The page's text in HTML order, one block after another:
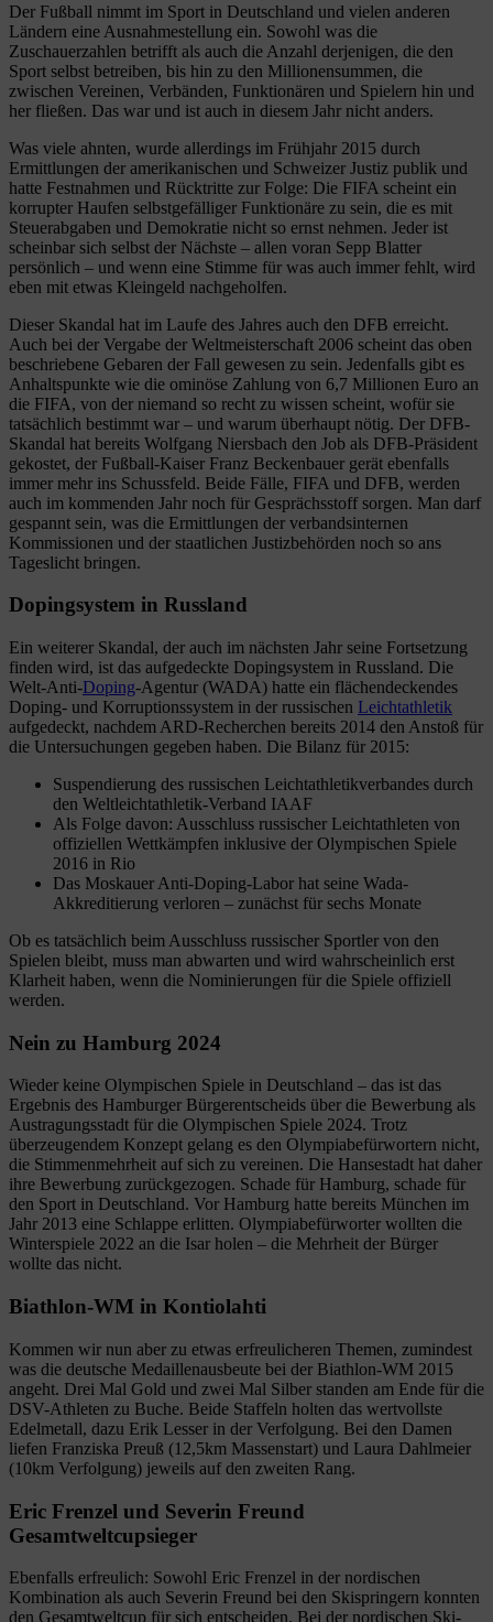
Der Fußball nimmt im Sport in Deutschland und vielen anderen
Ländern eine Ausnahmestellung ein. Sowohl was die
Zuschauerzahlen betrifft als auch die Anzahl derjenigen, die den
Sport selbst betreiben, bis hin zu den Millionensummen, die
zwischen Vereinen, Verbänden, Funktionären und Spielern hin und
her fließen. Das war und ist auch in diesem Jahr nicht anders.
Was viele ahnten, wurde allerdings im Frühjahr 2015 durch
Ermittlungen der amerikanischen und Schweizer Justiz publik und
hatte Festnahmen und Rücktritte zur Folge: Die FIFA scheint ein
korrupter Haufen selbstgefälliger Funktionäre zu sein, die es mit
Steuerabgaben und Demokratie nicht so ernst nehmen. Jeder ist
scheinbar sich selbst der Nächste – allen voran Sepp Blatter
persönlich – und wenn eine Stimme für was auch immer fehlt, wird
eben mit etwas Kleingeld nachgeholfen.
Dieser Skandal hat im Laufe des Jahres auch den DFB erreicht.
Auch bei der Vergabe der Weltmeisterschaft 2006 scheint das oben
beschriebene Gebaren der Fall gewesen zu sein. Jedenfalls gibt es
Anhaltspunkte wie die ominöse Zahlung von 6,7 Millionen Euro an
die FIFA, von der niemand so recht zu wissen scheint, wofür sie
tatsächlich bestimmt war – und warum überhaupt nötig. Der DFB-
Skandal hat bereits Wolfgang Niersbach den Job als DFB-Präsident
gekostet, der Fußball-Kaiser Franz Beckenbauer gerät ebenfalls
immer mehr ins Schussfeld. Beide Fälle, FIFA und DFB, werden
auch im kommenden Jahr noch für Gesprächsstoff sorgen. Man darf
gespannt sein, was die Ermittlungen der verbandsinternen
Kommissionen und der staatlichen Justizbehörden noch so ans
Tageslicht bringen.
Dopingsystem in Russland
Ein weiterer Skandal, der auch im nächsten Jahr seine Fortsetzung
finden wird, ist das aufgedeckte Dopingsystem in Russland. Die
Welt-Anti-Doping-Agentur (WADA) hatte ein flächendeckendes
Doping- und Korruptionssystem in der russischen Leichtathletik
aufgedeckt, nachdem ARD-Recherchen bereits 2014 den Anstoß für
die Untersuchungen gegeben haben. Die Bilanz für 2015:
Suspendierung des russischen Leichtathletikverbandes durch
den Weltleichtathletik-Verband IAAF
Als Folge davon: Ausschluss russischer Leichtathleten von
offiziellen Wettkämpfen inklusive der Olympischen Spiele
2016 in Rio
Das Moskauer Anti-Doping-Labor hat seine Wada-
Akkreditierung verloren – zunächst für sechs Monate
Ob es tatsächlich beim Ausschluss russischer Sportler von den
Spielen bleibt, muss man abwarten und wird wahrscheinlich erst
Klarheit haben, wenn die Nominierungen für die Spiele offiziell
werden.
Nein zu Hamburg 2024
Wieder keine Olympischen Spiele in Deutschland – das ist das
Ergebnis des Hamburger Bürgerentscheids über die Bewerbung als
Austragungsstadt für die Olympischen Spiele 2024. Trotz
überzeugendem Konzept gelang es den Olympiabefürwortern nicht,
die Stimmenmehrheit auf sich zu vereinen. Die Hansestadt hat daher
ihre Bewerbung zurückgezogen. Schade für Hamburg, schade für
den Sport in Deutschland. Vor Hamburg hatte bereits München im
Jahr 2013 eine Schlappe erlitten. Olympiabefürworter wollten die
Winterspiele 2022 an die Isar holen – die Mehrheit der Bürger
wollte das nicht.
Biathlon-WM in Kontiolahti
Kommen wir nun aber zu etwas erfreulicheren Themen, zumindest
was die deutsche Medaillenausbeute bei der Biathlon-WM 2015
angeht. Drei Mal Gold und zwei Mal Silber standen am Ende für die
DSV-Athleten zu Buche. Beide Staffeln holten das wertvollste
Edelmetall, dazu Erik Lesser in der Verfolgung. Bei den Damen
liefen Franziska Preuß (12,5km Massenstart) und Laura Dahlmeier
(10km Verfolgung) jeweils auf den zweiten Rang.
Eric Frenzel und Severin Freund
Gesamtweltcupsieger
Ebenfalls erfreulich: Sowohl Eric Frenzel in der nordischen
Kombination als auch Severin Freund bei den Skispringern konnten
den Gesamtweltcup für sich entscheiden. Bei der nordischen Ski-